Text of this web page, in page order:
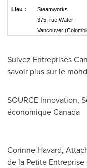
Lieu :
Steamworks
375, rue Water
Vancouver
Suivez Entreprises
savoir plus sur le
SOURCE Innovation,
économiqueCanada
Corinne Havard,
de la Petite